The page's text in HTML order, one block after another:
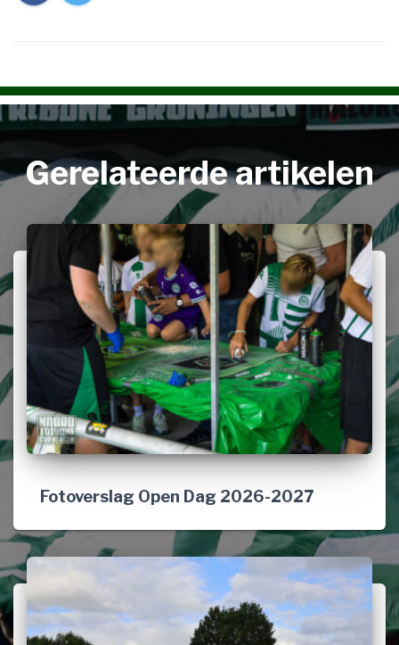
Gerelateerde artikelen
Fotoverslag Open Dag 2026-2027